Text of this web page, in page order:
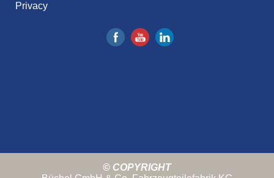
Privacy
© COPYRIGHT